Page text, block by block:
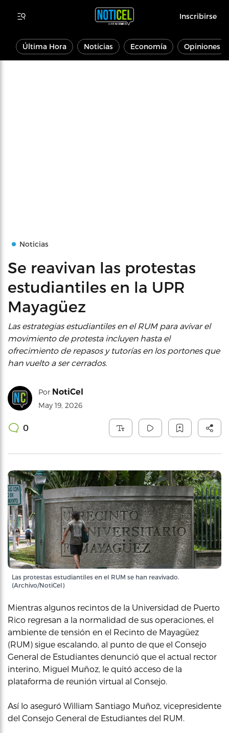
Inscribirse
Última Hora Noticias Economía Opiniones
Noticias
Se reavivan las protestas
estudiantiles en la UPR
Mayagüez
Las estrategias estudiantiles en el RUM para avivar el
movimiento de protesta incluyen hasta el
ofrecimiento de repasos y tutorías en los portones que
han vuelto a ser cerrados.
Por NotiCel
May 19, 2026
0
Las protestas estudiantiles en el RUM se han reavivado.
(Archivo/NotiCel)
Mientras algunos recintos de la Universidad de Puerto
Rico regresan a la normalidad de sus operaciones, el
ambiente de tensión en el Recinto de Mayagüez
(RUM) sigue escalando, al punto de que el Consejo
General de Estudiantes denunció que el actual rector
interino, Miguel Muñoz, le quitó acceso de la
plataforma de reunión virtual al Consejo.
Así lo aseguró William Santiago Muñoz, vicepresidente
del Consejo General de Estudiantes del RUM.